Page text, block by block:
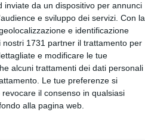
da un dispositivo per annunci
e sviluppo dei servizi. Con la
e identificazione
1731 partner il trattamento per
e modificare le tue
alcuni trattamenti dei dati personali
Le tue preferenze si
il consenso in qualsiasi
alla pagina web.
i
è
e